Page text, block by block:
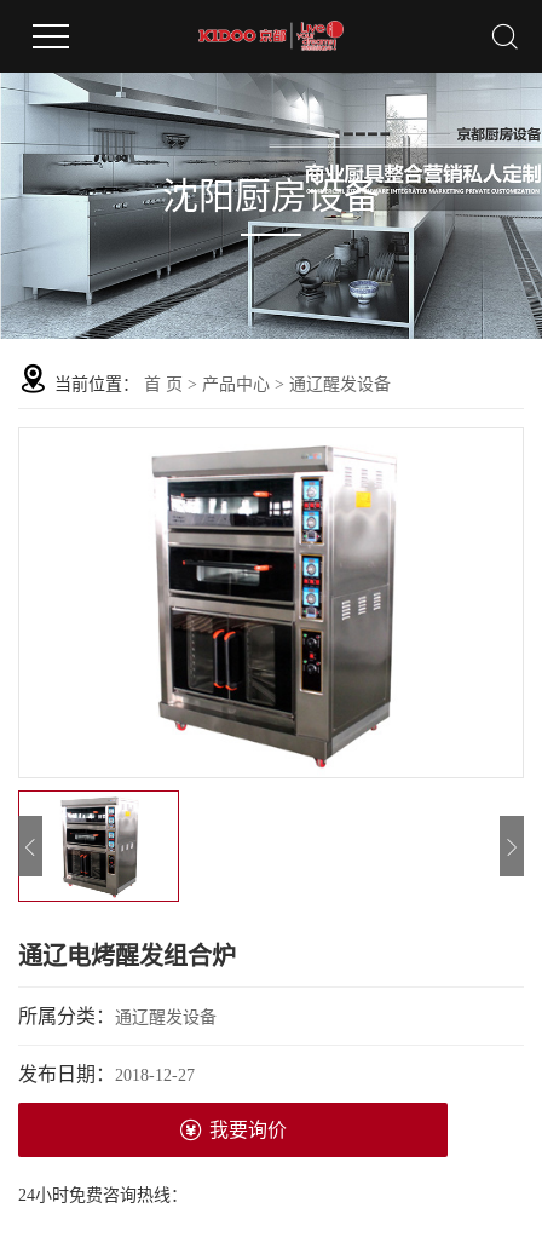
沈阳厨房设备
当前位置： 首 页 > 产品中心 > 通辽醒发设备
通辽电烤醒发组合炉
所属分类： 通辽醒发设备
发布日期： 2018-12-27
我要询价
24小时免费咨询热线：